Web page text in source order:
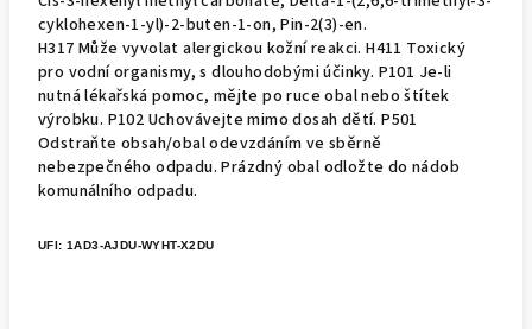
cyklohexen-1-yl)-2-buten-1-on, Pin-2(3)-en.
H317 Může vyvolat alergickou kožní reakci. H411 Toxický
pro vodní organismy, s dlouhodobými účinky. P101 Je-li
nutná lékařská pomoc, mějte po ruce obal nebo štítek
výrobku. P102 Uchovávejte mimo dosah dětí. P501
Odstraňte obsah/obal odevzdáním ve sběrně
nebezpečného odpadu. Prázdný obal odložte do nádob
komunálního odpadu.
UFI: 1AD3-AJDU-WYHT-X2DU